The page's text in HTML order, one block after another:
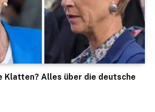
Klatten? Alles über die deutsche